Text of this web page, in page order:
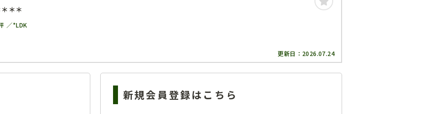
＊＊
*LDK
更新日： 2026.07.24
新規会員登録はこちら